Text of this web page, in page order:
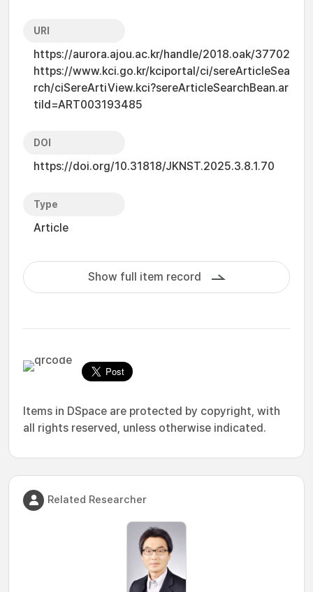
URI
https://aurora.ajou.ac.kr/handle/2018.oak/37702
https://www.kci.go.kr/kciportal/ci/sereArticleSea
rch/ciSereArtiView.kci?sereArticleSearchBean.ar
tiId=ART003193485
DOI
https://doi.org/10.31818/JKNST.2025.3.8.1.70
Type
Article
Show full item record
Items in DSpace are protected by copyright, with
all rights reserved, unless otherwise indicated.
Related Researcher